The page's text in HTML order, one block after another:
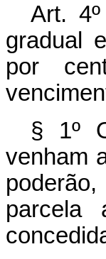
Art.
gradual
por
§ 1º
venham
parcela